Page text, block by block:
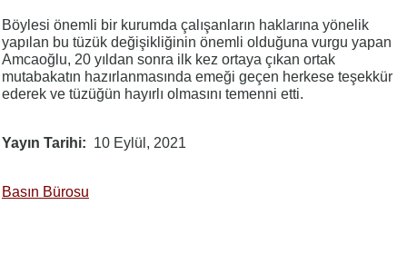
Böylesi önemli bir kurumda çalışanların haklarına yönelik
yapılan bu tüzük değişikliğinin önemli olduğuna vurgu yapan
Amcaoğlu, 20 yıldan sonra ilk kez ortaya çıkan ortak
mutabakatın hazırlanmasında emeği geçen herkese teşekkür
ederek ve tüzüğün hayırlı olmasını temenni etti.
Yayın Tarihi 10 Eylül, 2021
Basın Bürosu